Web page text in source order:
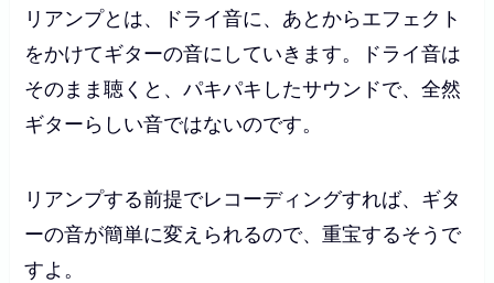
リアンプとは、ドライ音に、あとからエフェクト
をかけてギターの音にしていきます。ドライ音は
そのまま聴くと、パキパキしたサウンドで、全然
ギターらしい音ではないのです。
リアンプする前提でレコーディングすれば、ギタ
ーの音が簡単に変えられるので、重宝するそうで
すよ。